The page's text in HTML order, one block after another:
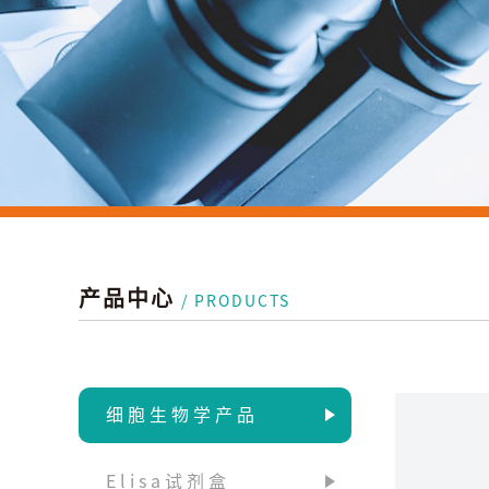
产品中心 / PRODUCTS
细胞生物学产品
Elisa试剂盒